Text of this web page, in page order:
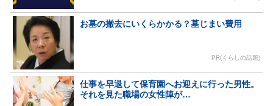
お墓の撤去にいくらかかる？墓じまい費用
PR(くらしの話題)
仕事を早退して保育園へお迎えに行った男性。
それを見た職場の女性陣が…